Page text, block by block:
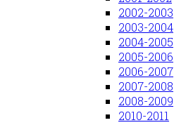
2002-2003
2003-2004
2004-2005
2005-2006
2006-2007
2007-2008
2008-2009
2010-2011